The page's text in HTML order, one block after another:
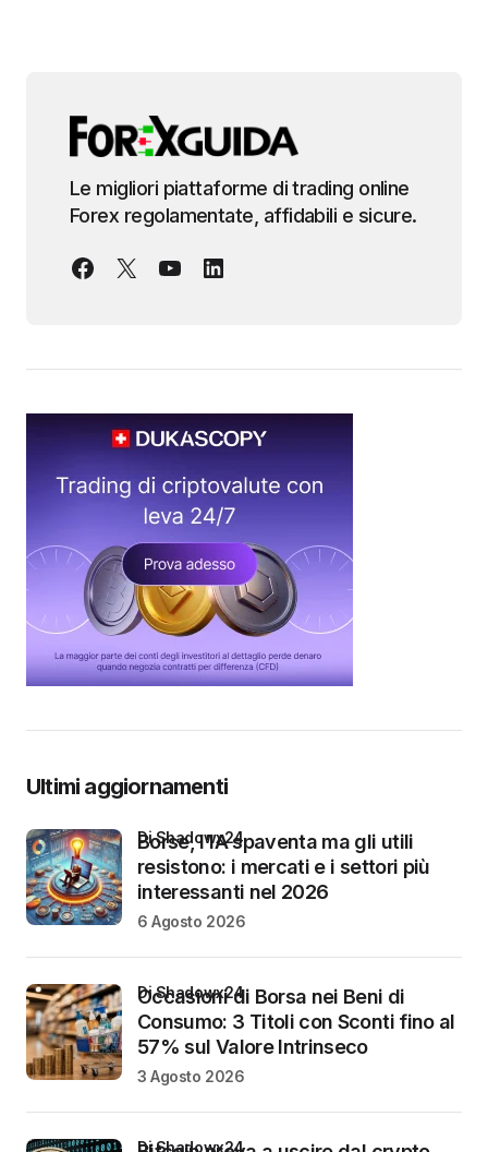
Le migliori piattaforme di trading online
Forex regolamentate, affidabili e sicure.
Ultimi aggiornamenti
Borse, l’IA spaventa ma gli utili
resistono: i mercati e i settori più
interessanti nel 2026
di Shadowx24
6 Agosto 2026
Occasioni di Borsa nei Beni di
Consumo: 3 Titoli con Sconti fino al
57% sul Valore Intrinseco
di Shadowx24
3 Agosto 2026
di Shadowx24